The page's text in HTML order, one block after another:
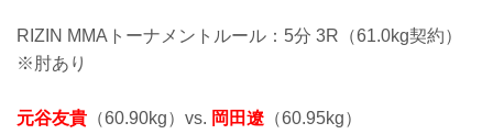
RIZIN MMAトーナメントルール：5分 3R（61.0kg契約）
※肘あり
元谷友貴 （60.90kg）vs. 岡田遼 （60.95kg）